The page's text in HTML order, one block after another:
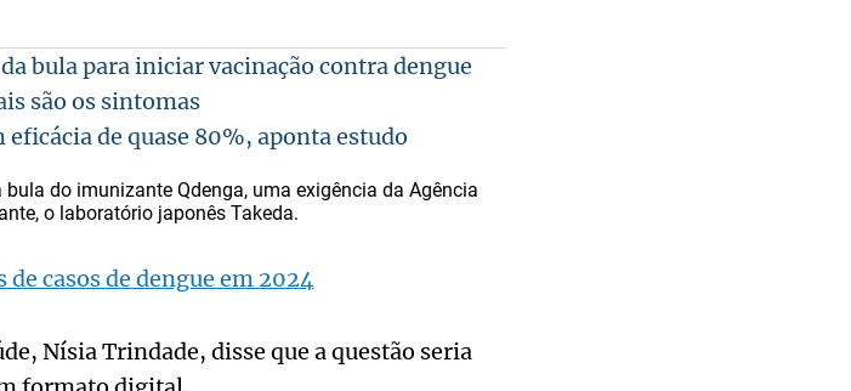
bula para iniciar vacinação contra dengue
são os sintomas
de quase 80%, aponta estudo
do imunizante Qdenga, uma exigência da Agência
o laboratório japonês Takeda.
casos de dengue em 2024
Nísia Trindade, disse que a questão seria